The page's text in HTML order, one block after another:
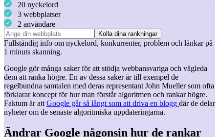
20 nyckelord
3 webbplatser
2 användare
Kolla dina rankningar
Fullständig info om nyckelord, konkurrenter, problem och länkarpå
1 minuts skanning.
Google gör många saker för att stödja webbansvariga och vägleda
dem att ranka högre. En av dessa saker är till exempel de
regelbundna samtalen med deras representant John Mueller som ofta
förklarar koncept för hur man förstår algoritmen och rankar högre.
Faktum är attGoogle går så långt som att driva en blogg där de delar
nyheter om de senaste algoritmiska uppdateringarna.
Ändrar Google någonsin hur de rankar